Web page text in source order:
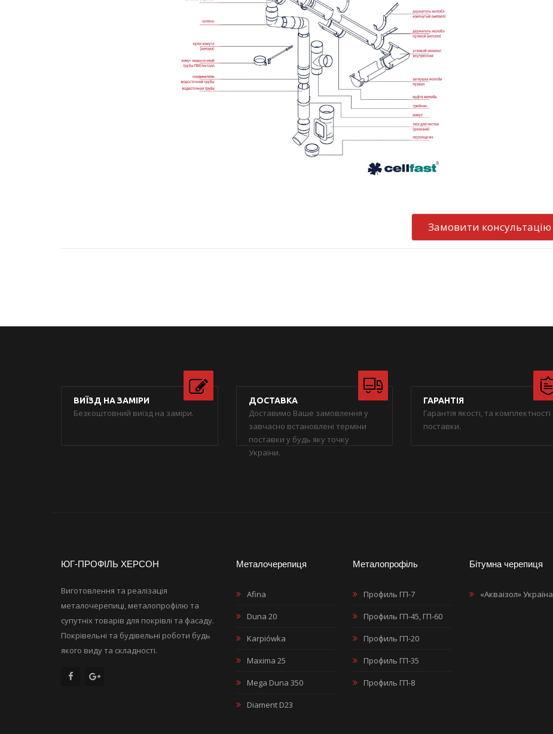
Замовити консультацію
ВИЇЗД НА ЗАМІРИ
Безкоштовний виїзд на заміри.
ДОСТАВКА
Доставимо Ваше замовлення у
завчасно встановлені терміни
поставки у будь яку точку
України.
ГАРАНТІЯ
Гарантія якості, та комплектності
поставки.
ЮГ-ПРОФІЛЬ ХЕРСОН
Виготовлення та реалізація
металочерепиці, металопрофілю та
супутніх товарів для покрівлі та фасаду.
Покрівельні та будівельні роботи будь
якого виду та складності.
Металочерепиця
Afina
Duna 20
Karpiówka
Maxima 25
Mega Duna 350
Diament D23
Металопрофіль
Профиль ГП-7
Профиль ГП-45, ГП-60
Профиль ГП-20
Профиль ГП-35
Профиль ГП-8
Бітумна черепиця
«Акваізол» Україна